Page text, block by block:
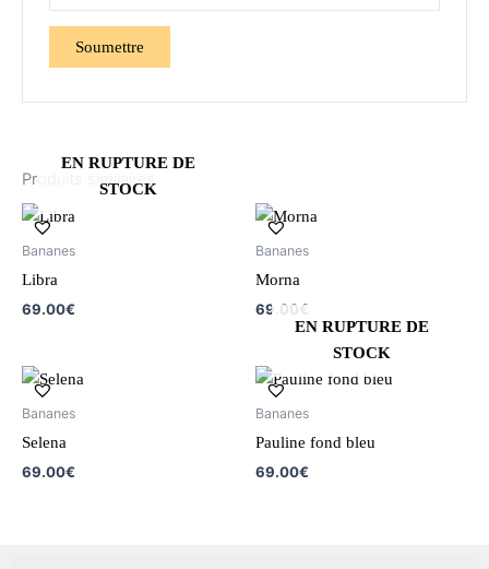
Produits similaires
EN RUPTURE DE
STOCK
Bananes
Libra
69.00€
Bananes
Morna
69.00€
Bananes
Selena
69.00€
EN RUPTURE DE
STOCK
Bananes
Pauline fond bleu
69.00€